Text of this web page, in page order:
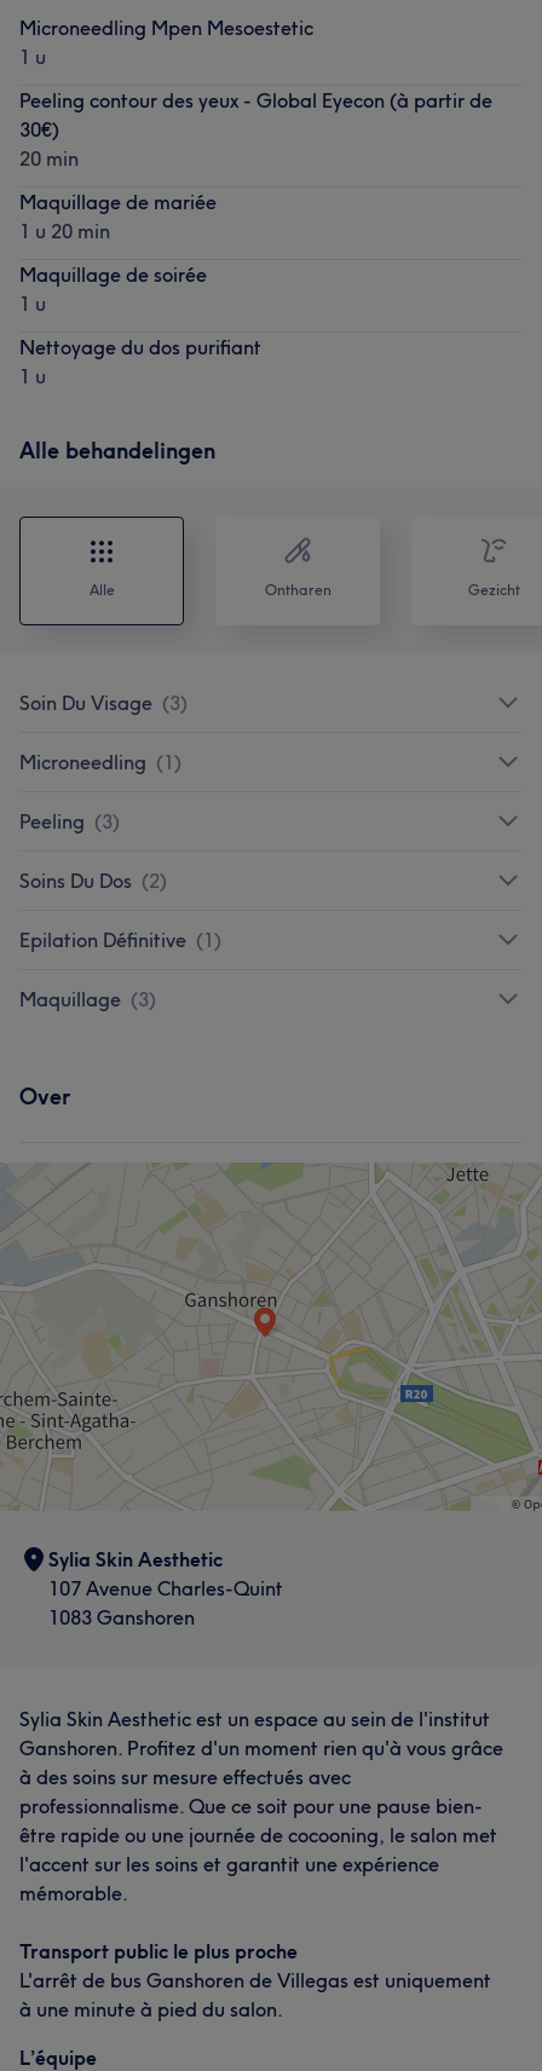
Microneedling Mpen Mesoestetic
1 u
Peeling contour des yeux - Global Eyecon (à partir de
30€)
20 min
Maquillage de mariée
1 u 20 min
Maquillage de soirée
1 u
Nettoyage du dos purifiant
1 u
Alle behandelingen
Alle Ontharen Gezicht
Soin Du Visage (3)
Microneedling (1)
Peeling (3)
Soins Du Dos (2)
Epilation Définitive (1)
Maquillage (3)
Over
Sylia Skin Aesthetic
107 Avenue Charles-Quint
1083 Ganshoren
Sylia Skin Aesthetic est un espace au sein de l'institut
Ganshoren. Profitez d'un moment rien qu'à vous grâce
à des soins sur mesure effectués avec
professionnalisme. Que ce soit pour une pause bien-
être rapide ou une journée de cocooning, le salon met
l'accent sur les soins et garantit une expérience
mémorable.
Transport public le plus proche
L'arrêt de bus Ganshoren de Villegas est uniquement
à une minute à pied du salon.
L’équipe